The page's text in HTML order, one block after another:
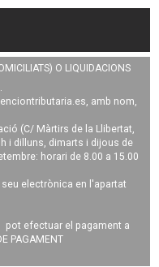
O LIQUIDACIONS
, amb nom,
(C/ Màrtirs de la Llibertat,
i dilluns, dimarts i dijous de
horari de 8.00 a 15.00
electrònica en l'apartat
pot efectuar el pagament a
PAGAMENT